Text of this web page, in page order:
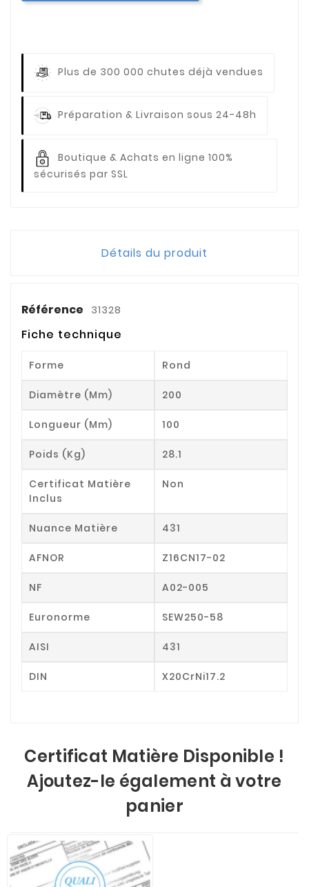
Plus de 300 000 chutes déjà vendues
Préparation & Livraison sous 24-48h
Boutique & Achats en ligne 100%
sécurisés par SSL
Détails du produit
Référence 31328
Fiche technique
Forme Rond
Diamètre (mm) 200
Longueur (mm) 100
Poids (kg) 28.1
Certificat Matière
Inclus
Non
Nuance Matière 431
AFNOR Z16CN17-02
NF A02-005
Euronorme SEW250-58
AISI 431
DIN X20CrNi17.2
Certificat Matière Disponible !
Ajoutez-le également à votre
panier